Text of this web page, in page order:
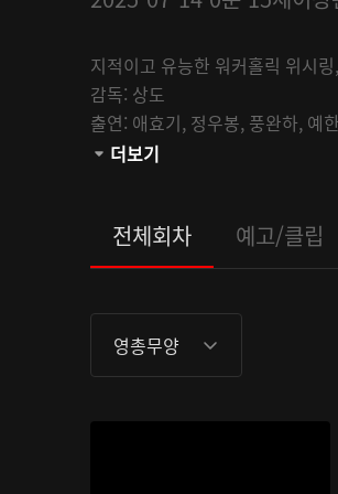
지적이고 유능한 워커홀릭 위시
감독: 상도
출연: 애효기, 정우봉, 풍완하, 예
채널:AsiaUHD
더보기
전체회차 예고/클립
영총무양